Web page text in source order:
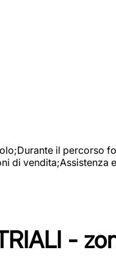
il percorso
di vendita;Assistenza
-